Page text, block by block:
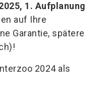
1. Aufplanung
auf Ihre
Garantie, spätere
2024 als